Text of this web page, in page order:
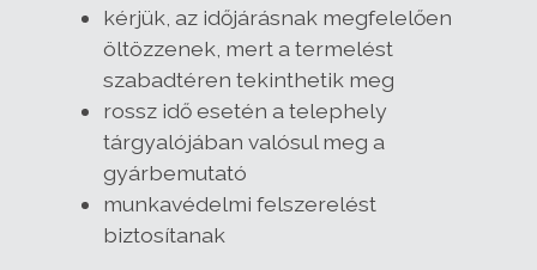
kérjük, az időjárásnak megfelelően
öltözzenek, mert a termelést
szabadtéren tekinthetik meg
rossz idő esetén a telephely
tárgyalójában valósul meg a
gyárbemutató
munkavédelmi felszerelést
biztosítanak